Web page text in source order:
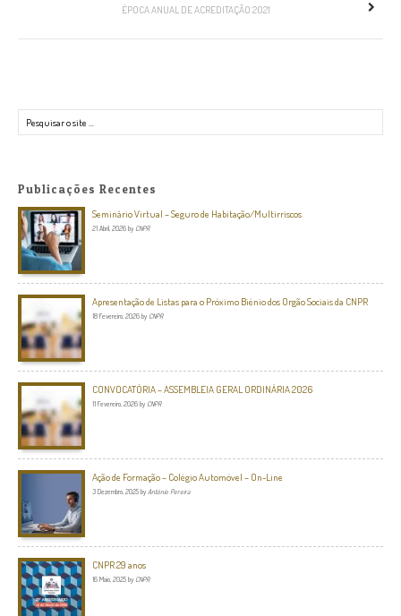
ÉPOCA ANUAL DE ACREDITAÇÃO 2021
Publicações Recentes
Seminário Virtual – Seguro de Habitação/Multirriscos
21 Abril, 2026 by CNPR
Apresentação de Listas para o Próximo Biénio dos Orgão Sociais da CNPR
18 Fevereiro, 2026 by CNPR
CONVOCATÓRIA – ASSEMBLEIA GERAL ORDINÁRIA 2026
11 Fevereiro, 2026 by CNPR
Ação de Formação – Colégio Automóvel – On-Line
3 Dezembro, 2025 by António Pereira
CNPR 29 anos
16 Maio, 2025 by CNPR